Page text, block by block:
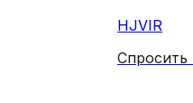
HJVIR
Спросить